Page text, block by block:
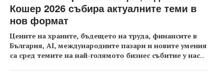
Кошер 2026 събира актуалните теми в
нов формат
Цените на храните, бъдещето на труда, финансите в
България, AI, международните пазари и новите умения
са сред темите на най-голямото бизнес събитие у нас...